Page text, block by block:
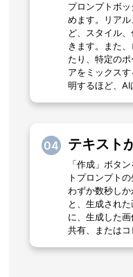
プロンプトボ
めます。リア
ど、スタイル
きます。また
たり、特定の
アをミックス
明するほど、AI
04 テキスト
「作成」ボタ
トプロンプト
わずか数秒し
と、生成され
に、生成した画
共有、またはコ